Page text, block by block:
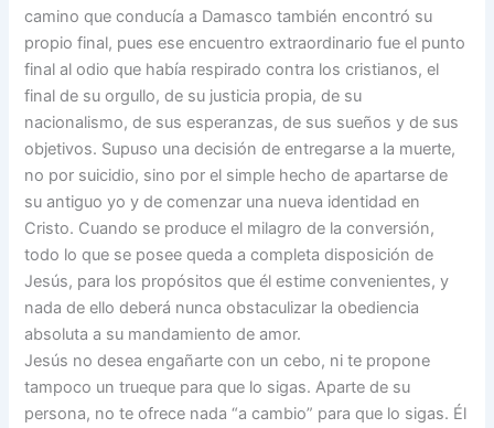
camino que conducía a Damasco también encontró su
propio final, pues ese encuentro extraordinario fue el punto
final al odio que había respirado contra los cristianos, el
final de su orgullo, de su justicia propia, de su
nacionalismo, de sus esperanzas, de sus sueños y de sus
objetivos. Supuso una decisión de entregarse a la muerte,
no por suicidio, sino por el simple hecho de apartarse de
su antiguo yo y de comenzar una nueva identidad en
Cristo. Cuando se produce el milagro de la conversión,
todo lo que se posee queda a completa disposición de
Jesús, para los propósitos que él estime convenientes, y
nada de ello deberá nunca obstaculizar la obediencia
absoluta a su mandamiento de amor.
Jesús no desea engañarte con un cebo, ni te propone
tampoco un trueque para que lo sigas. Aparte de su
persona, no te ofrece nada “a cambio” para que lo sigas. Él